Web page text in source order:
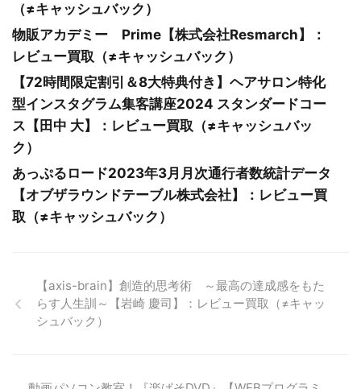
（≠キャッシュバック）
物販アカデミー Prime【株式会社Resmarch】：
レビュー買取（≠キャッシュバック）
【72時間限定割引＆8大特典付き】ヘアサロン特化
型インスタグラム集客講座2024 スタンダードコー
ス【田中 大】：レビュー買取（≠キャッシュバッ
ク）
あっぷるロード2023年3月月次通行者数統計データ
【オブザラウンドテーブル株式会社】：レビュー買
取（≠キャッシュバック）
【axis-brain】創造的思考術 ～最高の達成感をもた
らす人生訓～【岩崎 慶司】：レビュー買取（≠キャッ
シュバック）